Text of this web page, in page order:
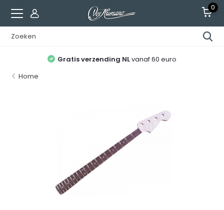
0
Gratis verzending NLvanaf 60 euro
Home